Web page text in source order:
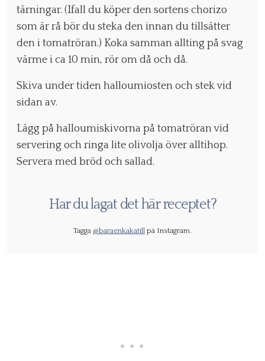
tärningar. (Ifall du köper den sortens chorizo
som är rå bör du steka den innan du tillsätter
den i tomatröran.) Koka samman allting på svag
värme i ca 10 min, rör om då och då.
Skiva under tiden halloumiosten och stek vid
sidan av.
Lägg på halloumiskivorna på tomatröran vid
servering och ringa lite olivolja över alltihop.
Servera med bröd och sallad.
Har du lagat det här receptet?
Tagga @baraenkakatill på Instagram.